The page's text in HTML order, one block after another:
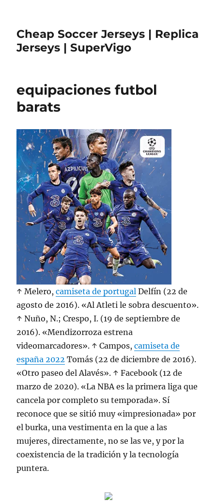
Cheap Soccer Jerseys | Replica
Jerseys | SuperVigo
equipaciones futbol
barats
↑ Melero,camiseta de portugal Delfín (22 de
agosto de 2016). «Al Atleti le sobra descuento».
↑ Nuño, N.; Crespo, I. (19 de septiembre de
2016). «Mendizorroza estrena
videomarcadores». ↑ Campos,camiseta de
españa 2022 Tomás (22 de diciembre de 2016).
«Otro paseo del Alavés». ↑ Facebook (12 de
marzo de 2020). «La NBA es la primera liga que
cancela por completo su temporada». Sí
reconoce que se sitió muy «impresionada» por
el burka, una vestimenta en la que a las
mujeres, directamente, no se las ve, y por la
coexistencia de la tradición y la tecnología
puntera.